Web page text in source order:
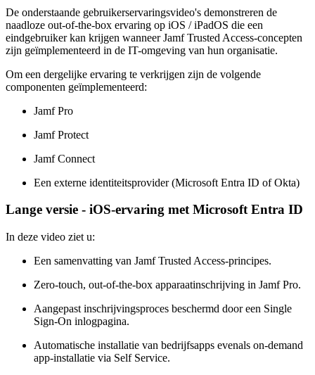
De onderstaande gebruikerservaringsvideo's demonstreren de
naadloze out-of-the-box ervaring op iOS / iPadOS die een
eindgebruiker kan krijgen wanneer Jamf Trusted Access-concepten
zijn geïmplementeerd in de IT-omgeving van hun organisatie.
Om een dergelijke ervaring te verkrijgen zijn de volgende
componenten geïmplementeerd:
Jamf Pro
Jamf Protect
Jamf Connect
Een externe identiteitsprovider (Microsoft Entra ID of Okta)
Lange versie - iOS-ervaring met Microsoft Entra ID
In deze video ziet u:
Een samenvatting van Jamf Trusted Access-principes.
Zero-touch, out-of-the-box apparaatinschrijving in Jamf Pro.
Aangepast inschrijvingsproces beschermd door een Single
Sign-On inlogpagina.
Automatische installatie van bedrijfsapps evenals on-demand
app-installatie via Self Service.